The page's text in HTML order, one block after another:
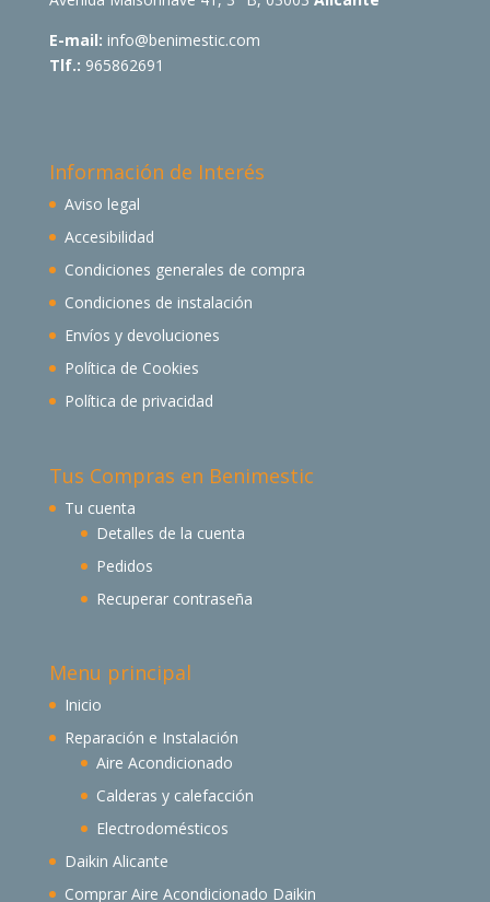
E-mail: info@benimestic.com
Tlf.: 965862691
Información de Interés
Aviso legal
Accesibilidad
Condiciones generales de compra
Condiciones de instalación
Envíos y devoluciones
Política de Cookies
Política de privacidad
Tus Compras en Benimestic
Tu cuenta
Detalles de la cuenta
Pedidos
Recuperar contraseña
Menu principal
Inicio
Reparación e Instalación
Aire Acondicionado
Calderas y calefacción
Electrodomésticos
Daikin Alicante
Comprar Aire Acondicionado Daikin